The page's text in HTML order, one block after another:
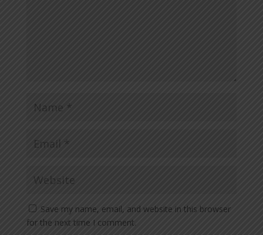
Save my name, email, and website in this browser
for the next time I comment.